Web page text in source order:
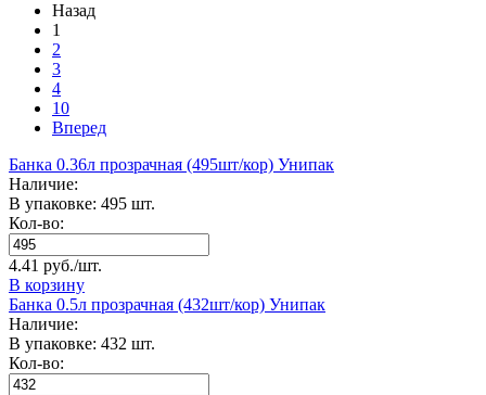
Назад
1
2
3
4
10
Вперед
Банка 0.36л прозрачная (495шт/кор) Унипак
Наличие:
В упаковке: 495 шт.
Кол-во:
4.41 руб./шт.
В корзину
Банка 0.5л прозрачная (432шт/кор) Унипак
Наличие:
В упаковке: 432 шт.
Кол-во: